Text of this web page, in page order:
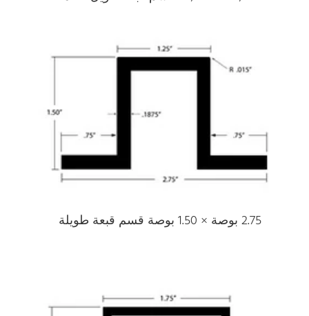
2.75 بوصة × 1.50 بوصة قسم قبعة طويلة